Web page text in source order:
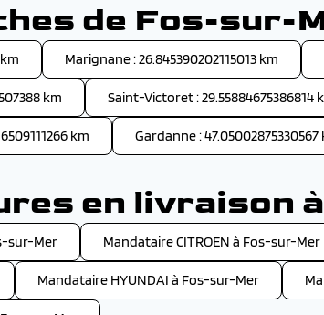
de Fos-sur-
Marignane : 26.845390202115013 km
km Saint-Victoret : 29.55884675386814
km Gardanne : 47.05002875330567
en livraison
sur-Mer Mandataire CITROEN à Fos-sur-Mer
Mandataire HYUNDAI à Fos-sur-Mer